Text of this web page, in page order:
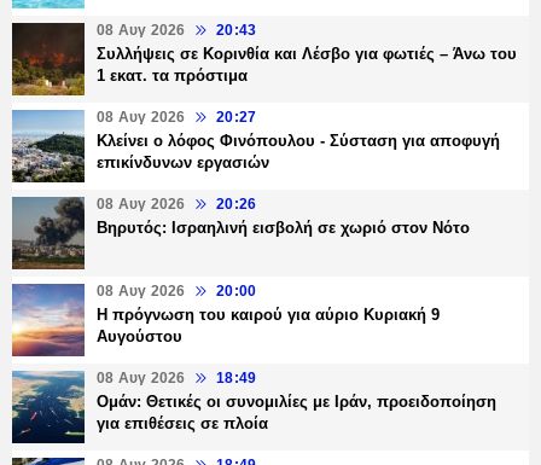
08 Αυγ 2026 20:43
Συλλήψεις σε Κορινθία και Λέσβο για φωτιές – Άνω του
1 εκατ. τα πρόστιμα
08 Αυγ 2026 20:27
Κλείνει ο λόφος Φινόπουλου - Σύσταση για αποφυγή
επικίνδυνων εργασιών
08 Αυγ 2026 20:26
Βηρυτός: Ισραηλινή εισβολή σε χωριό στον Νότο
08 Αυγ 2026 20:00
Η πρόγνωση του καιρού για αύριο Κυριακή 9
Αυγούστου
08 Αυγ 2026 18:49
Ομάν: Θετικές οι συνομιλίες με Ιράν, προειδοποίηση
για επιθέσεις σε πλοία